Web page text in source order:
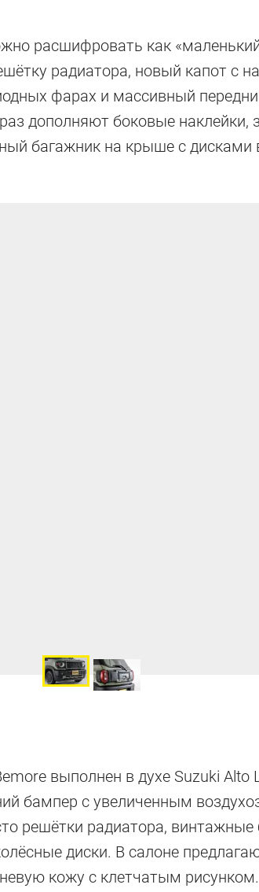
расшифровать как
радиатора, новый капот с
фарах и массивный
дополняют боковые наклейки,
багажник на крыше с дисками
выполнен в духе Suzuki Alto
бампер с увеличенным
решётки радиатора, винтажные
диски. В салоне
кожу с клетчатым рисунком.